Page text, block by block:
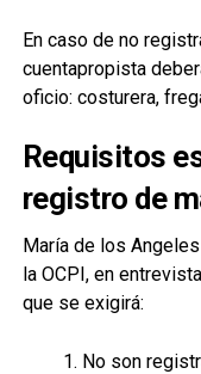
En caso de no
cuentapropista
oficio: costurera,
Requisitos
registro de
María de los
la OCPI, en
que se exigirá:
No son